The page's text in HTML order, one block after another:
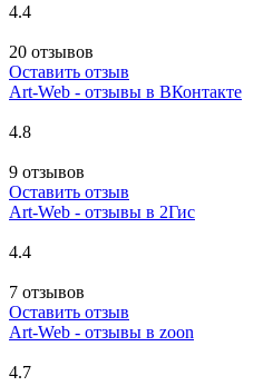
4.4
20 отзывов
Оставить отзыв
Art-Web - отзывы в ВКонтакте
4.8
9 отзывов
Оставить отзыв
Art-Web - отзывы в 2Гис
4.4
7 отзывов
Оставить отзыв
Art-Web - отзывы в zoon
4.7